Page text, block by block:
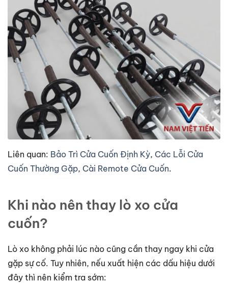
Liên quan: Bảo Trì Cửa Cuốn Định Kỳ, Các Lỗi Cửa
Cuốn Thường Gặp, Cài Remote Cửa Cuốn.
Khi nào nên thay lò xo cửa
cuốn?
Lò xo không phải lúc nào cũng cần thay ngay khi cửa
gặp sự cố. Tuy nhiên, nếu xuất hiện các dấu hiệu dưới
đây thì nên kiểm tra sớm: